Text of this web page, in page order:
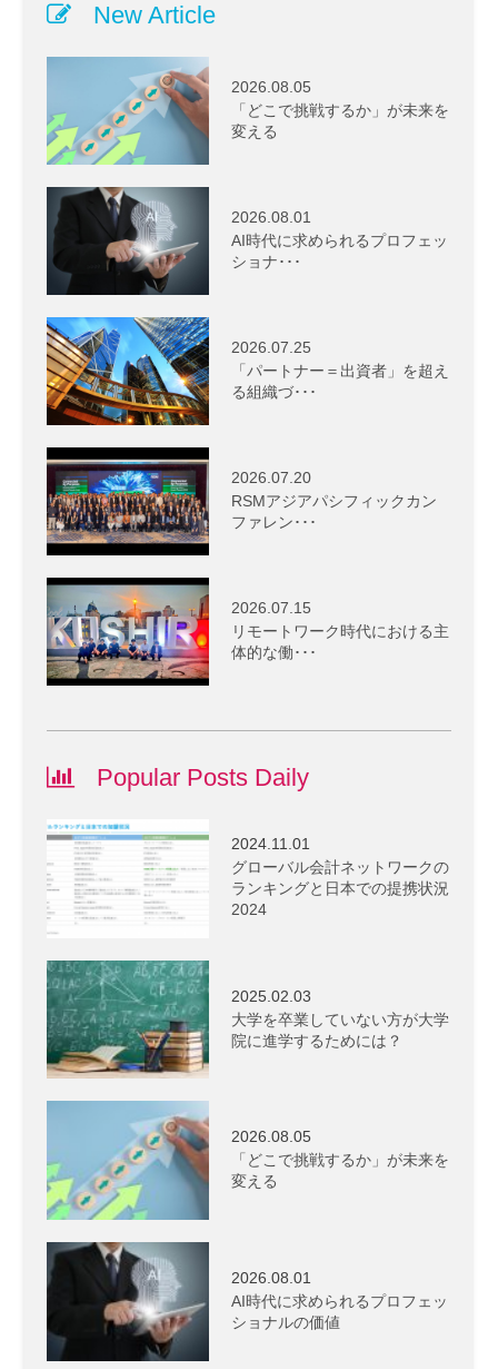
New Article
2026.08.05
「どこで挑戦するか」が未来を
変える
2026.08.01
AI時代に求められるプロフェッ
ショナ･･･
2026.07.25
「パートナー＝出資者」を超え
る組織づ･･･
2026.07.20
RSMアジアパシフィックカン
ファレン･･･
2026.07.15
リモートワーク時代における主
体的な働･･･
Popular Posts Daily
2024.11.01
グローバル会計ネットワークの
ランキングと日本での提携状況
2024
2025.02.03
大学を卒業していない方が大学
院に進学するためには？
2026.08.05
「どこで挑戦するか」が未来を
変える
2026.08.01
AI時代に求められるプロフェッ
ショナルの価値